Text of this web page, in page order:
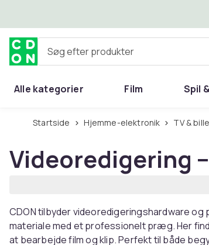
Søg efter produkter
Alle kategorier Film Spil
Hjem & have
Startside Hjemme-elektronik TV &
Videoredigering
CDON tilbyder videoredigeringshardware
materiale med et professionelt præg. Her
at bearbejde film og klip. Perfekt til både